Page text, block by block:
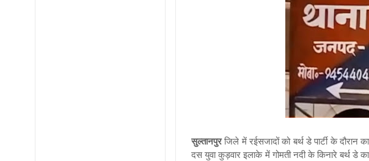
सुल्तानपुरजिले में रईसजादों को बर्थ डे पार्टी के दौरान
दस युवा कुड़वार इलाके में गोमती नदी के किनारे बर्थ डे